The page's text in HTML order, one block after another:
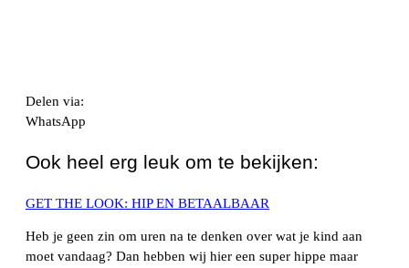
Delen via:
WhatsApp
Ook heel erg leuk om te bekijken:
GET THE LOOK: HIP EN BETAALBAAR
Heb je geen zin om uren na te denken over wat je kind aan
moet vandaag? Dan hebben wij hier een super hippe maar